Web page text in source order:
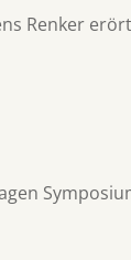
Renker